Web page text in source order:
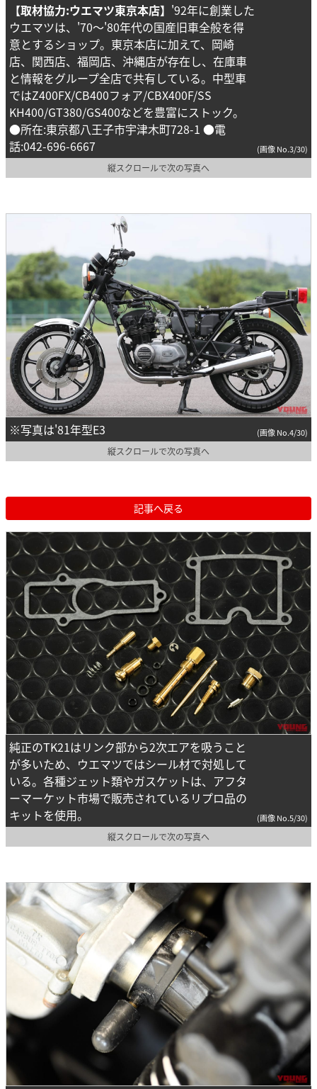
【取材協力:ウエマツ東京本店】 '92年に創業した
ウエマツは、'70～'80年代の国産旧車全般を得
意とするショップ。東京本店に加えて、岡崎
店、関西店、福岡店、沖縄店が存在し、在庫車
と情報をグループ全店で共有している。中型車
ではZ400FX/CB400フォア/CBX400F/SS
KH400/GT380/GS400などを豊富にストック。
●所在:東京都八王子市宇津木町728-1 ●電
話:042-696-6667
(画像 No.3/30)
縦スクロールで次の写真へ
※写真は'81年型E3 (画像 No.4/30)
縦スクロールで次の写真へ
記事へ戻る
純正のTK21はリンク部から2次エアを吸うこと
が多いため、ウエマツではシール材で対処して
いる。各種ジェット類やガスケットは、アフタ
ーマーケット市場で販売されているリプロ品の
キットを使用。
(画像 No.5/30)
縦スクロールで次の写真へ